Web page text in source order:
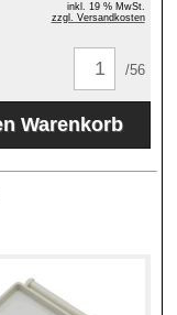
inkl. 19 % MwSt.
zzgl. Versandkosten
/56